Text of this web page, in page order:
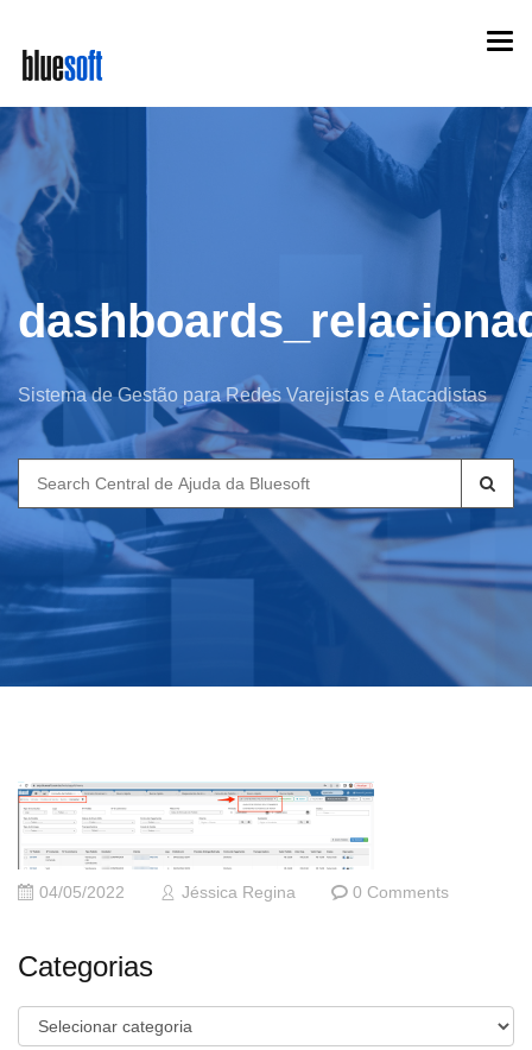
main
content
Sistema de Gestão para Redes Varejistas e Atacadistas
Search
for:
04/05/2022 Jéssica Regina 0 Comments
Categorias
Categorias